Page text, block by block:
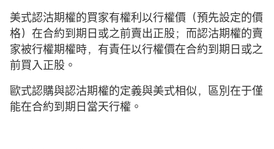
美式認沽期權的買家有權利以行權價（預先設定的價
格）在合約到期日或之前賣出正股；而認沽期權的賣
家被行權期權時，有責任以行權價在合約到期日或之
前買入正股。
歐式認購與認沽期權的定義與美式相似，區別在于僅
能在合約到期日當天行權。